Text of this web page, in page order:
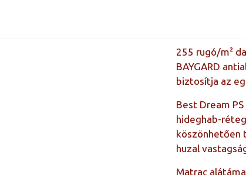
255 rugó/m²
BAYGARD
biztosítja az
Best Dream
hideghab-
köszönhetően
huzal
Matrac